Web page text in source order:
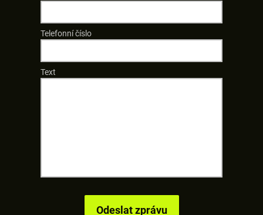
Telefonní číslo
Text